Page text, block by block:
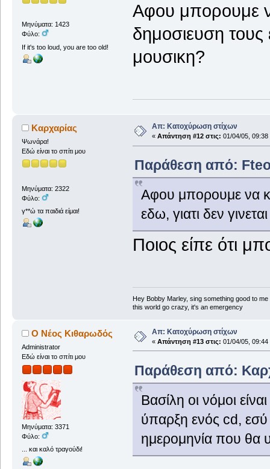
Μηνύματα: 1423
Φύλο:
If it's too loud, you are too old!
Αφου μπορουμε
δημοσιευση τους
μουσικη?
Καρχαρίας
Ψωνάρα!
Εδώ είναι το σπίτι μου
Μηνύματα: 2322
Φύλο:
γ**ώ τα παιδιά είμαι!
Απ: Κατοχύρωση στίχων
« Απάντηση #12 στις: 01/04/05, 09:38
Παράθεση από: Fteo
Αφου μπορουμε να
εδω, γιατι δεν
Ποιος είπε ότι
Hey Bobby Marley, sing something good to me
this world go crazy, it's an emergency
Ο Νέος Κιθαρωδός
Administrator
Εδώ είναι το σπίτι μου
Μηνύματα: 3371
Φύλο:
... και καλό τραγούδι!
Απ: Κατοχύρωση στίχων
« Απάντηση #13 στις: 01/04/05, 09:44
Παράθεση από:
Βασίλη οι νόμοι
ύπαρξη ενός cd,
ημερομηνία που θα